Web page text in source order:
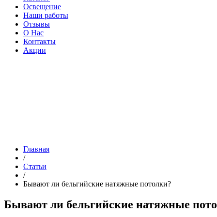
Освещение
Наши работы
Отзывы
О Нас
Контакты
Акции
Главная
/
Статьи
/
Бывают ли бельгийские натяжные потолки?
Бывают ли бельгийские натяжные